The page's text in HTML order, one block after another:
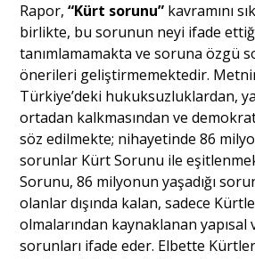
Rapor,“Kürt sorunu” kavramını
birlikte, bu sorunun neyi ifade
tanımlamamakta ve soruna özgü
önerileri geliştirmemektedir.
Türkiye’deki hukuksuzluklardan,
ortadan kalkmasından ve
söz edilmekte; nihayetinde 86
sorunlar Kürt Sorunu ile
Sorunu, 86 milyonun yaşadığı
olanlar dışında kalan, sadece
olmalarından kaynaklanan yapısal
sorunları ifade eder. Elbette